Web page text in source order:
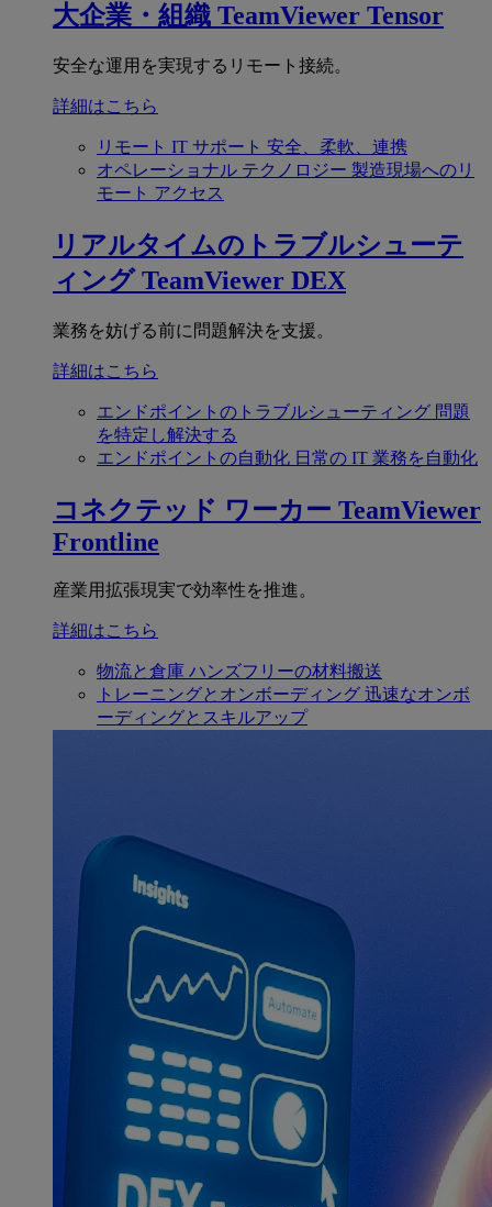
大企業・組織 TeamViewer Tensor
安全な運用を実現するリモート接続。
詳細はこちら
リモート IT サポート 安全、柔軟、連携
オペレーショナル テクノロジー 製造現場へのリ
モート アクセス
リアルタイムのトラブルシューテ
ィング TeamViewer DEX
業務を妨げる前に問題解決を支援。
詳細はこちら
エンドポイントのトラブルシューティング 問題
を特定し解決する
エンドポイントの自動化 日常の IT 業務を自動化
コネクテッド ワーカー TeamViewer
Frontline
産業用拡張現実で効率性を推進。
詳細はこちら
物流と倉庫 ハンズフリーの材料搬送
トレーニングとオンボーディング 迅速なオンボ
ーディングとスキルアップ